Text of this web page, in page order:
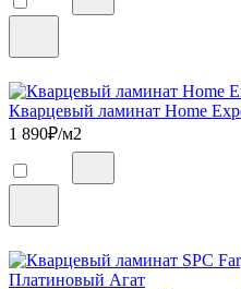
Кварцевый ламинат Home
1 890₽/м2